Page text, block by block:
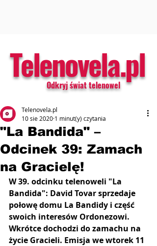
Telenovela.pl
Odkryj świat telenowel
"La Bandida" –
Odcinek 39: Zamach
na Gracielę!
Telenovela.pl
10 sie 2020 1 minut(y) czytania
W 39. odcinku telenoweli "La
Bandida": David Tovar sprzedaje
połowę domu La Bandidy i część
swoich interesów Ordonezowi.
Wkrótce dochodzi do zamachu na
życie Gracieli. Emisja we wtorek 11